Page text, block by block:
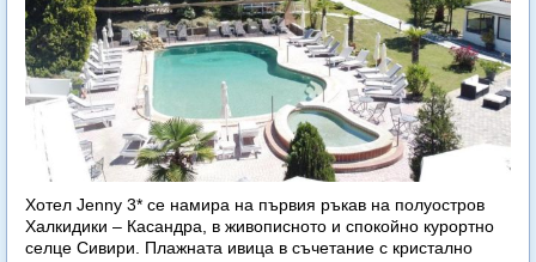
Хотел Jenny 3* се намира на първия ръкав на полуостров
Халкидики – Касандра, в живописното и спокойно курортно
селце Сивири. Плажната ивица в съчетание с кристално